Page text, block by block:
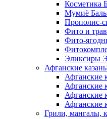
Косметика
Мумиё
Прополис-
Фито и
Фито-
Эликсиры
Афганские
Афганские
Афганские
Афганские
Афганские
Грили, мангалы,